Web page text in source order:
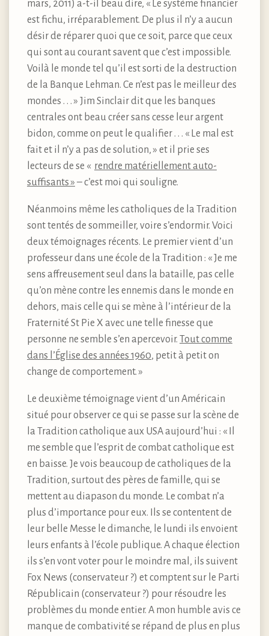
mars, 2011) a-t-il beau dire, « Le système financier
est fichu, irréparablement. De plus il n’y a aucun
désir de réparer quoi que ce soit, parce que ceux
qui sont au courant savent que c’est impossible.
Voilà le monde tel qu’il est sorti de la destruction
de la Banque Lehman. Ce n’est pas le meilleur des
mondes . . . » Jim Sinclair dit que les banques
centrales ont beau créer sans cesse leur argent
bidon, comme on peut le qualifier . . . « Le mal est
fait et il n’y a pas de solution, » et il prie ses
lecteurs de se « rendre matériellement auto-
suffisants » – c’est moi qui souligne.
Néanmoins même les catholiques de la Tradition
sont tentés de sommeiller, voire s’endormir. Voici
deux témoignages récents. Le premier vient d’un
professeur dans une école de la Tradition : « Je me
sens affreusement seul dans la bataille, pas celle
qu’on mène contre les ennemis dans le monde en
dehors, mais celle qui se mène à l’intérieur de la
Fraternité St Pie X avec une telle finesse que
personne ne semble s’en apercevoir. Tout comme
dans l’Église des années 1960, petit à petit on
change de comportement. »
Le deuxième témoignage vient d’un Américain
situé pour observer ce qui se passe sur la scène de
la Tradition catholique aux USA aujourd’hui : « Il
me semble que l’esprit de combat catholique est
en baisse. Je vois beaucoup de catholiques de la
Tradition, surtout des pères de famille, qui se
mettent au diapason du monde. Le combat n’a
plus d’importance pour eux. Ils se contentent de
leur belle Messe le dimanche, le lundi ils envoient
leurs enfants à l’école publique. A chaque élection
ils s’en vont voter pour le moindre mal, ils suivent
Fox News (conservateur ?) et comptent sur le Parti
Républicain (conservateur ?) pour résoudre les
problèmes du monde entier. A mon humble avis ce
manque de combativité se répand de plus en plus